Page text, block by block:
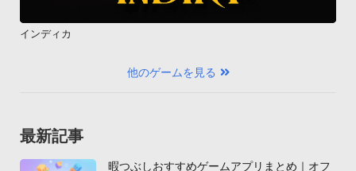
インディカ
他のゲームを見る
最新記事
暇つぶしおすすめゲームアプリまとめ｜オフ